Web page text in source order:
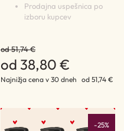
Prodajna uspešnica po
izboru kupcev
od 51,74 €
od 38,80 €
Najnižja cena v 30 dneh od 51,74 €
-25%